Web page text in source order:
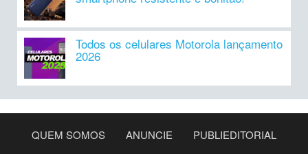
Todos os celulares Motorola lançamento
2026
QUEM SOMOS ANUNCIE PUBLIEDITORIAL